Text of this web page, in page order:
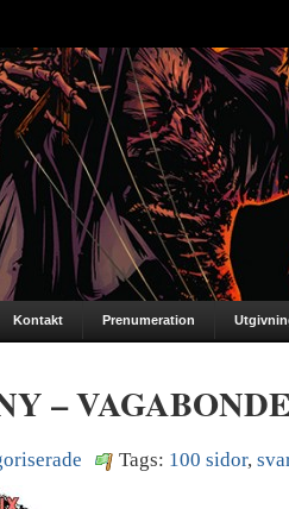
Kontakt Prenumeration
–
Tags: 100 sidor,